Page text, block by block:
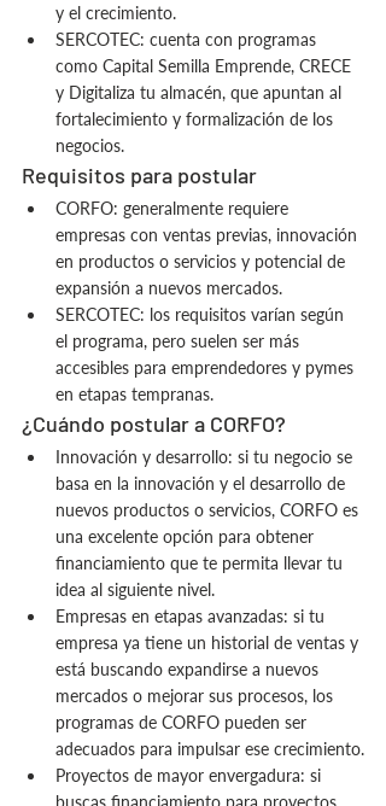
y el crecimiento.
SERCOTEC: cuenta con programas
como Capital Semilla Emprende, CRECE
y Digitaliza tu almacén, que apuntan al
fortalecimiento y formalización de los
negocios.
Requisitos para postular
CORFO: generalmente requiere
empresas con ventas previas, innovación
en productos o servicios y potencial de
expansión a nuevos mercados.
SERCOTEC: los requisitos varían según
el programa, pero suelen ser más
accesibles para emprendedores y pymes
en etapas tempranas.
¿Cuándo postular a CORFO?
Innovación y desarrollo: si tu negocio se
basa en la innovación y el desarrollo de
nuevos productos o servicios, CORFO es
una excelente opción para obtener
financiamiento que te permita llevar tu
idea al siguiente nivel.
Empresas en etapas avanzadas: si tu
empresa ya tiene un historial de ventas y
está buscando expandirse a nuevos
mercados o mejorar sus procesos, los
programas de CORFO pueden ser
adecuados para impulsar ese crecimiento.
Proyectos de mayor envergadura: si
buscas financiamiento para proyectos